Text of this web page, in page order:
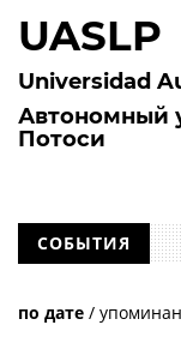
UASLP
Universidad
Автономный
Потоси
СОБЫТИЯ
по дате /